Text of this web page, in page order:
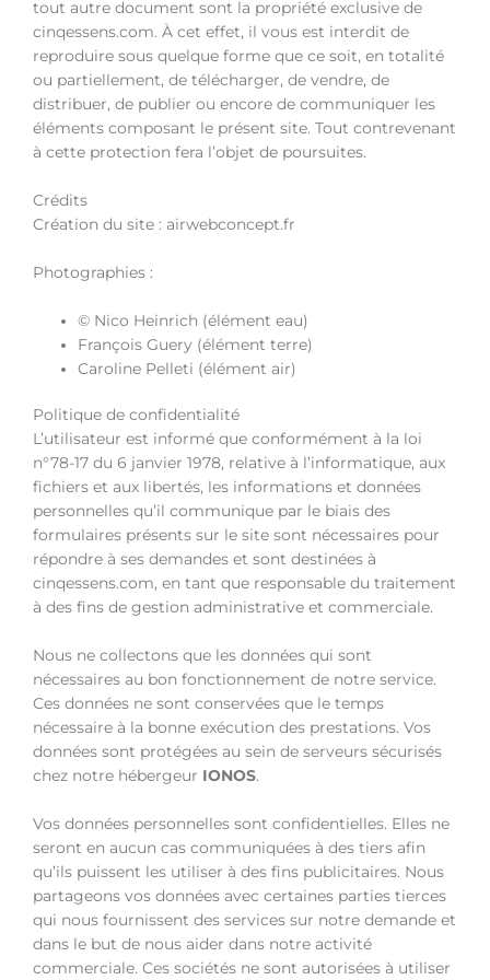
tout autre document sont la propriété exclusive de
cinqessens.com. À cet effet, il vous est interdit de
reproduire sous quelque forme que ce soit, en totalité
ou partiellement, de télécharger, de vendre, de
distribuer, de publier ou encore de communiquer les
éléments composant le présent site. Tout contrevenant
à cette protection fera l’objet de poursuites.
Crédits
Création du site : airwebconcept.fr
Photographies :
© Nico Heinrich (élément eau)
François Guery (élément terre)
Caroline Pelleti (élément air)
Politique de confidentialité
L’utilisateur est informé que conformément à la loi
n°78-17 du 6 janvier 1978, relative à l’informatique, aux
fichiers et aux libertés, les informations et données
personnelles qu’il communique par le biais des
formulaires présents sur le site sont nécessaires pour
répondre à ses demandes et sont destinées à
cinqessens.com, en tant que responsable du traitement
à des fins de gestion administrative et commerciale.
Nous ne collectons que les données qui sont
nécessaires au bon fonctionnement de notre service.
Ces données ne sont conservées que le temps
nécessaire à la bonne exécution des prestations. Vos
données sont protégées au sein de serveurs sécurisés
chez notre hébergeur IONOS.
Vos données personnelles sont confidentielles. Elles ne
seront en aucun cas communiquées à des tiers afin
qu’ils puissent les utiliser à des fins publicitaires. Nous
partageons vos données avec certaines parties tierces
qui nous fournissent des services sur notre demande et
dans le but de nous aider dans notre activité
commerciale. Ces sociétés ne sont autorisées à utiliser